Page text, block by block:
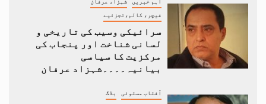
اہم خبریں شہزاد عرفان
فیچر، کالم،تجزئیے
سرائیکی وسیب کی تاریخی و
لسانی شناخت اور پنجاب کی
مرکزیت کا سیاسی
بیانیہ۔۔۔۔شہزاد عرفان
آفتاب مستوئی بلاگ